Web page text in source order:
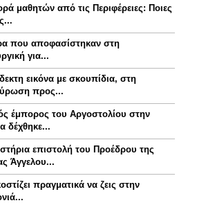
μαθητών από τις Περιφέρειες: Ποιες
που αποφασίστηκαν στη
για...
εικόνα με σκουπίδια, στη
προς...
έμπορος του Αργοστολίου στην
δέχθηκε...
επιστολή του Προέδρου της
Άγγελου...
πραγματικά να ζεις στην